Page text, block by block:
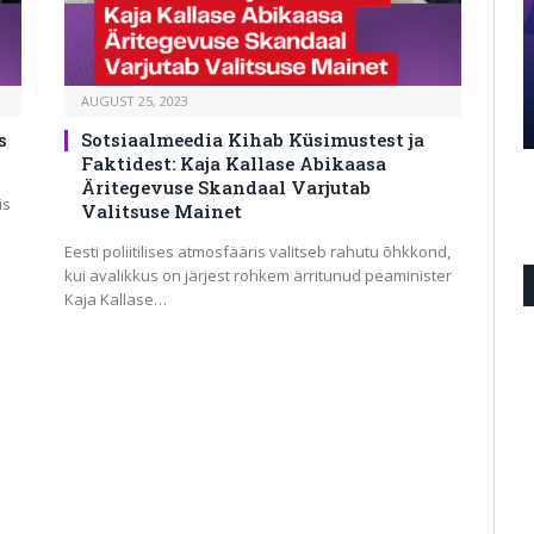
AUGUST 25, 2023
Sotsiaalmeedia Kihab Küsimustest ja
Faktidest: Kaja Kallase Abikaasa
Äritegevuse Skandaal Varjutab
Valitsuse Mainet
Eesti poliitilises atmosfääris valitseb rahutu õhkkond,
kui avalikkus on järjest rohkem ärritunud peaminister
Kaja Kallase…
JUUNI 13, 2026
Täitmata lubadused kummitavad
võimuliitu: miks peaks rahvas